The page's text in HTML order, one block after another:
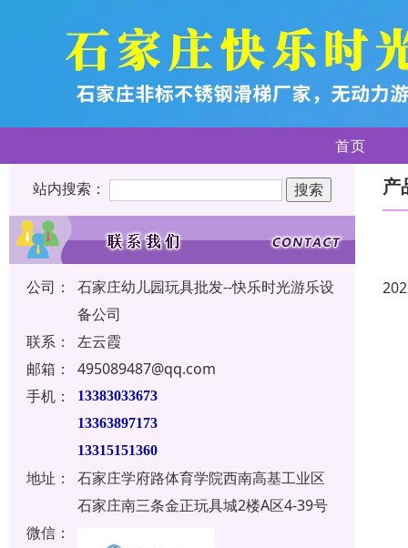
首页
站内搜索：
公司：
石家庄幼儿园玩具批发--快乐时光游乐设
备公司
联系：
左云霞
邮箱：
495089487@qq.com
手机：
13383033673
13363897173
13315151360
地址：
石家庄学府路体育学院西南高基工业区
石家庄南三条金正玩具城2楼A区4-39号
微信：
产